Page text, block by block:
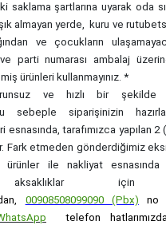
saklama şartlarına uyarak oda
almayan yerde, kuru ve
ve çocukların
parti numarası ambalaj
ürünleri kullanmayınız. *
ve hızlı bir şekilde
sebeple siparişinizin
esnasında, tarafımızca yapılan 2
Fark etmeden gönderdiğimiz
ile nakliyat esnasında
aksaklıklar için
00908508099090 (Pbx) no
telefon